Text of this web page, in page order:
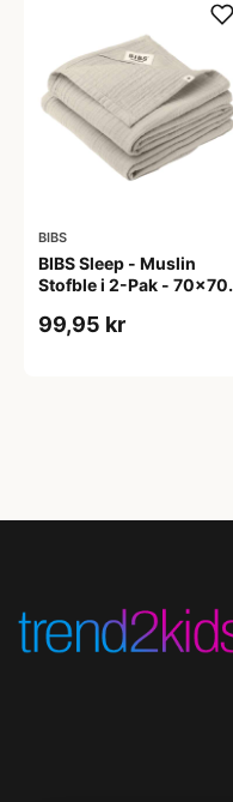
BIBS
BIBS Sleep - Muslin
Stofble i 2-Pak - 70x70
99,95 kr